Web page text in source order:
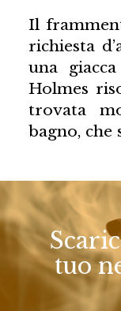
Il
richiesta
una
Holmes
trovata
bagno, che
tuo